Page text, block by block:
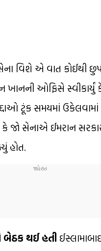
વિશે એ વાત કોઈથી
ખાનની ઓફિસે
ટૂંક સમયમાં
સેનાએ ઈમરાન
હોત.
થઈ હતી